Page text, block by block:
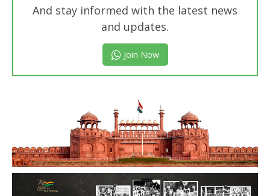
And stay informed with the latest news
and updates.
Join Now